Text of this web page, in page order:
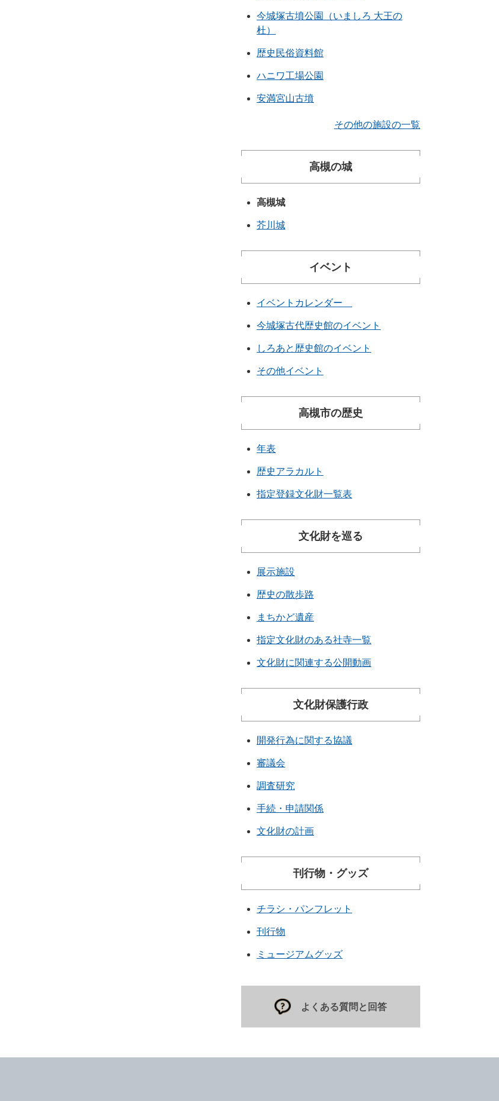
今城塚古墳公園（いましろ 大王の
杜）
歴史民俗資料館
ハニワ工場公園
安満宮山古墳
その他の施設の一覧
高槻の城
高槻城
芥川城
イベント
イベントカレンダー
今城塚古代歴史館のイベント
しろあと歴史館のイベント
その他イベント
高槻市の歴史
年表
歴史アラカルト
指定登録文化財一覧表
文化財を巡る
展示施設
歴史の散歩路
まちかど遺産
指定文化財のある社寺一覧
文化財に関連する公開動画
文化財保護行政
開発行為に関する協議
審議会
調査研究
手続・申請関係
文化財の計画
刊行物・グッズ
チラシ・パンフレット
刊行物
ミュージアムグッズ
よくある質問と回答